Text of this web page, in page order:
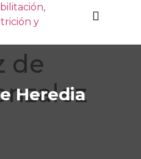
de
Heredia